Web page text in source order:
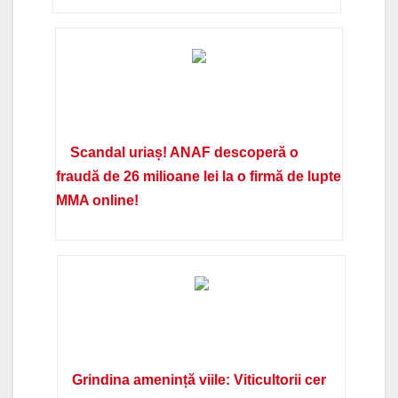
Scandal uriaș! ANAF descoperă o
fraudă de 26 milioane lei la o firmă de lupte
MMA online!
Grindina amenință viile: Viticultorii cer